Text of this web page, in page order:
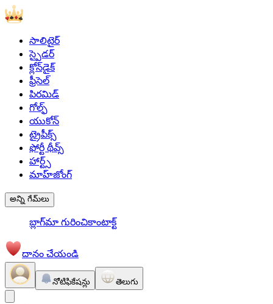
సాలిటైర్‌
స్పైడర్‌
క్లోన్‌డైక్
ఫ్రీసెల్‌
పిరమిడ్‌
గోల్ఫ్‌
యుకోన్‌
ట్రైపీక్స్‌
ఫోర్టీ థీవ్స్‌
హార్ట్స్
మాహ్‌జోంగ్‌
అన్ని గేమ్‌లు
బ్లాగ్‌మా గురించికాంటాక్ట్‌
దానం చేయండి
నోటిఫికేషన్లు తెలుగు